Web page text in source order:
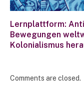
Lernplattform:
Bewegungen
Kolonialismus
Comments are closed.